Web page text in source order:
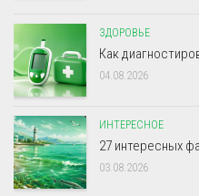
ЗДОРОВЬЕ
Как
04.08.2026
ИНТЕРЕСНОЕ
27 интересных
03.08.2026